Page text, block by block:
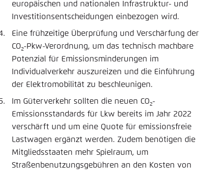
europäischen und nationalen Infrastruktur- und
Investitionsentscheidungen einbezogen wird.
Eine frühzeitige Überprüfung und Verschärfung der
CO2-Pkw-Verordnung, um das technisch machbare
Potenzial für Emissionsminderungen im
Individualverkehr auszureizen und die Einführung
der Elektromobilität zu beschleunigen.
Im Güterverkehr sollten die neuen CO2-
Emissionsstandards für Lkw bereits im Jahr 2022
verschärft und um eine Quote für emissionsfreie
Lastwagen ergänzt werden. Zudem benötigen die
Mitgliedsstaaten mehr Spielraum, um
Straßenbenutzungsgebühren an den Kosten von